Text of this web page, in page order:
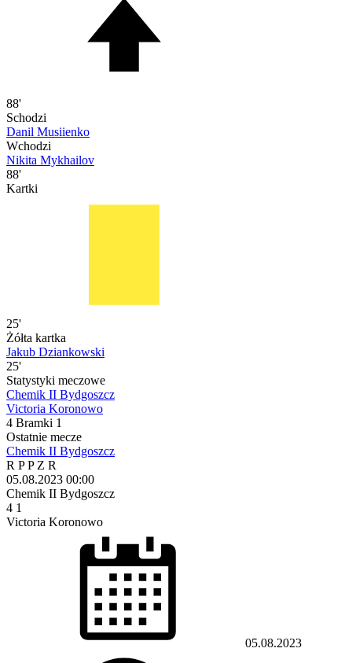
88'
Schodzi
Danil Musiienko
Wchodzi
Nikita Mykhailov
88'
Kartki
25'
Żółta kartka
Jakub Dziankowski
25'
Statystyki meczowe
Chemik II Bydgoszcz
Victoria Koronowo
4 Bramki 1
Ostatnie mecze
Chemik II Bydgoszcz
R PPZ R
05.08.2023 00:00
Chemik II Bydgoszcz
4 1
Victoria Koronowo
05.08.2023